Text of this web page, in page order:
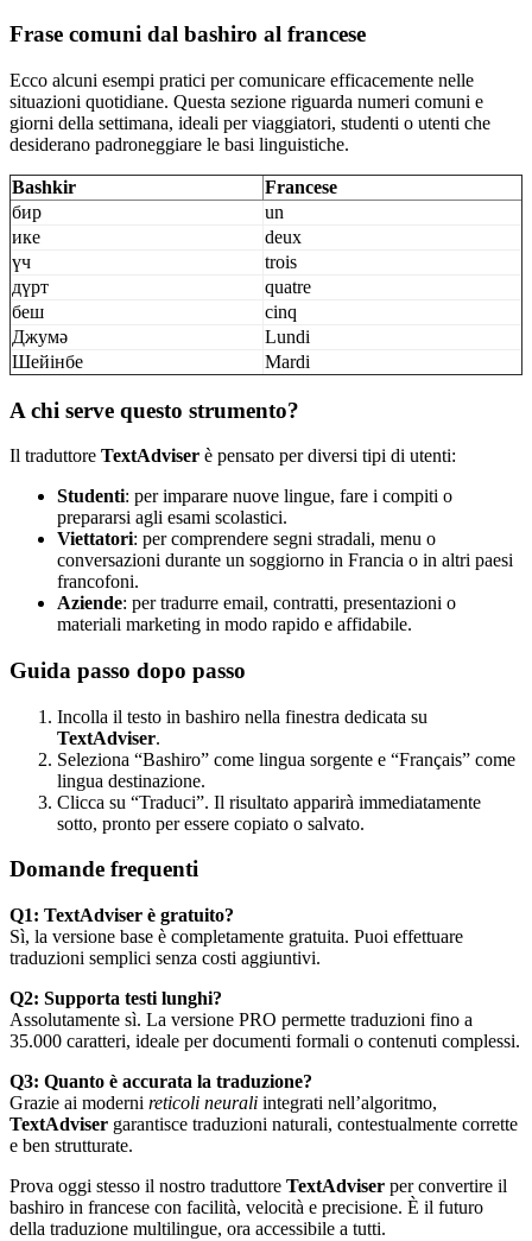
Frase comuni dal bashiro al francese
Ecco alcuni esempi pratici per comunicare efficacemente nelle
situazioni quotidiane. Questa sezione riguarda numeri comuni e
giorni della settimana, ideali per viaggiatori, studenti o utenti che
desiderano padroneggiare le basi linguistiche.
Bashkir
Francese
бир
un
ике
deux
үч
trois
дүрт
quatre
беш
cinq
Джумә
Lundi
Шейінбе
Mardi
A chi serve questo strumento?
Il traduttore TextAdviser è pensato per diversi tipi di utenti:
Studenti: per imparare nuove lingue, fare i compiti o
prepararsi agli esami scolastici.
Viettatori: per comprendere segni stradali, menu o
conversazioni durante un soggiorno in Francia o in altri paesi
francofoni.
Aziende: per tradurre email, contratti, presentazioni o
materiali marketing in modo rapido e affidabile.
Guida passo dopo passo
Incolla il testo in bashiro nella finestra dedicata su
TextAdviser.
Seleziona “Bashiro” come lingua sorgente e “Français” come
lingua destinazione.
Clicca su “Traduci”. Il risultato apparirà immediatamente
sotto, pronto per essere copiato o salvato.
Domande frequenti
Q1: TextAdviser è gratuito?
Sì, la versione base è completamente gratuita. Puoi effettuare
traduzioni semplici senza costi aggiuntivi.
Q2: Supporta testi lunghi?
Assolutamente sì. La versione PRO permette traduzioni fino a
35.000 caratteri, ideale per documenti formali o contenuti complessi.
Q3: Quanto è accurata la traduzione?
Grazie ai moderni reticoli neurali integrati nell’algoritmo,
TextAdviser garantisce traduzioni naturali, contestualmente corrette
e ben strutturate.
Prova oggi stesso il nostro traduttore TextAdviser per convertire il
bashiro in francese con facilità, velocità e precisione. È il futuro
della traduzione multilingue, ora accessibile a tutti.